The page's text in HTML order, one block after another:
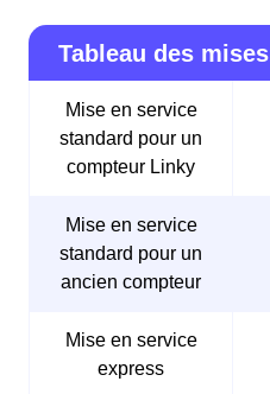
Tableau des
Mise en service
standard pour un
compteur Linky
Mise en service
standard pour un
ancien compteur
Mise en service
express